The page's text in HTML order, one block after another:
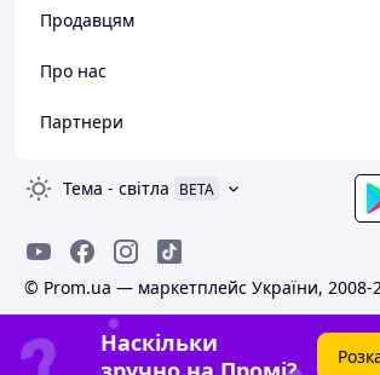
Продавцям
Про нас
Партнери
Тема - світла BETA
© Prom.ua — маркетплейс України, 2008-
Наскільки